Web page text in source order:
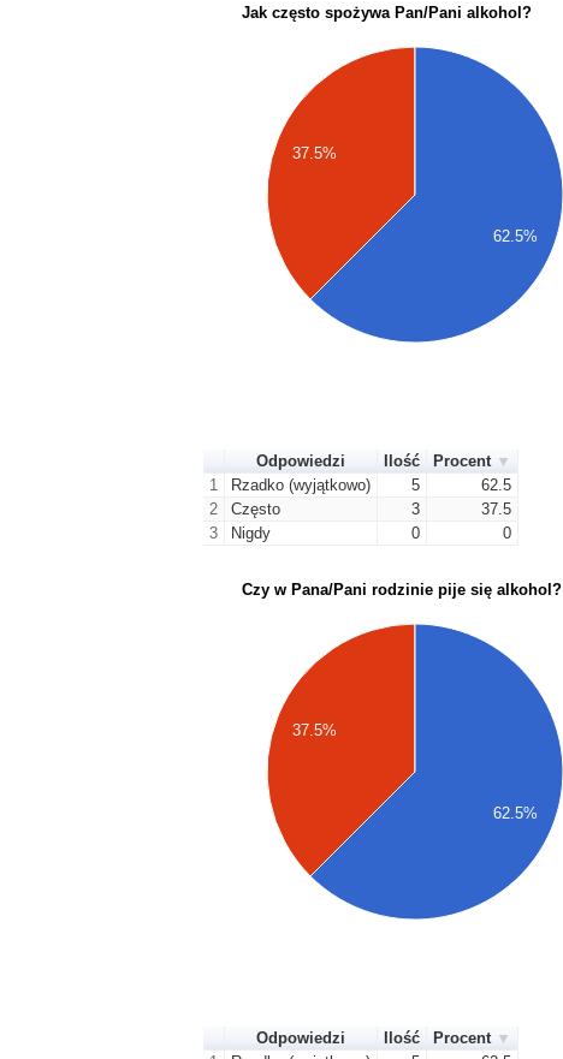
Jak często spożywa Pan/Pani alkohol?
37.5%
62.5%
Odpowiedzi Ilość
Procent
1
Rzadko (wyjątkowo) 5
62.5
2
Często 3
37.5
3
Nigdy 0 0
Czy w Pana/Pani rodzinie pije się alkohol?
37.5%
62.5%
Odpowiedzi Ilość
Procent